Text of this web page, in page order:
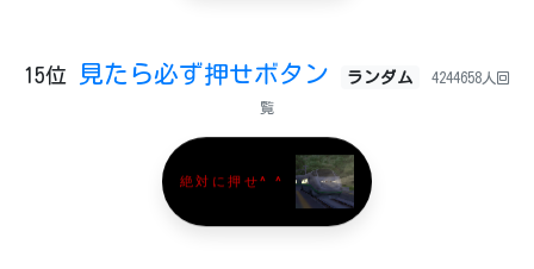
15位 見たら必ず押せボタン ランダム 4244658人回
覧
絶対に押せ^ ^